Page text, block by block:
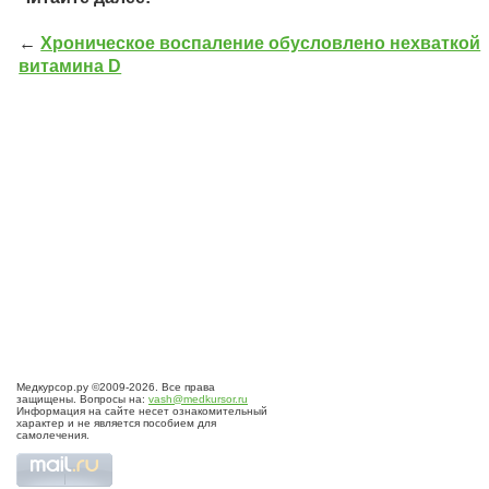
←Хроническое воспаление обусловлено нехваткой
витамина D
Медкурсор.ру ©2009-2026. Все права
защищены. Вопросы на: vash@medkursor.ru
Информация на сайте несет ознакомительный
характер и не является пособием для
самолечения.